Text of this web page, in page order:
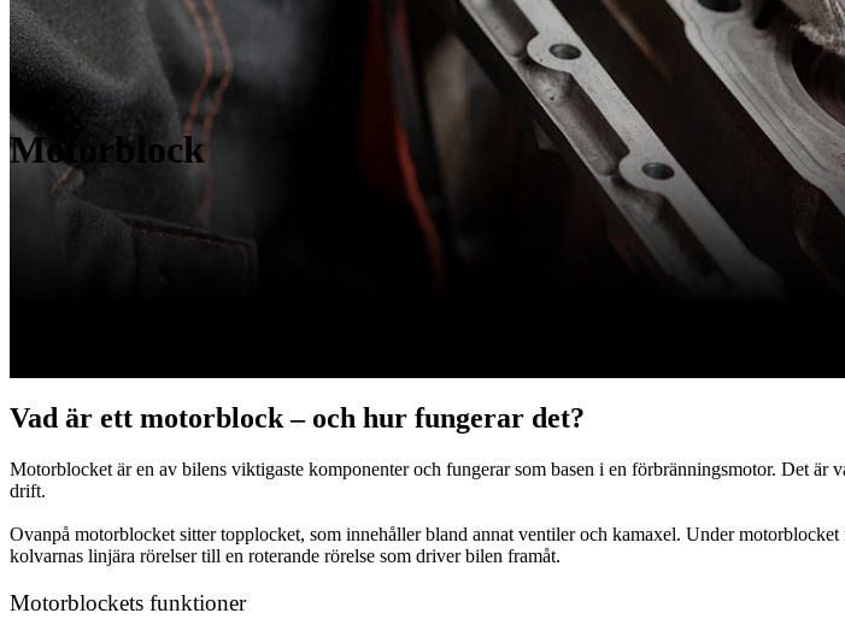
Motorblock
Vad är ett motorblock – och hur fungerar det?
Motorblocket är en av bilens viktigaste komponenter och fungerar som basen i en förbränningsmotor. Det
drift.
Ovanpå motorblocket sitter topplocket, som innehåller bland annat ventiler och kamaxel. Under
kolvarnas linjära rörelser till en roterande rörelse som driver bilen framåt.
Motorblockets funktioner